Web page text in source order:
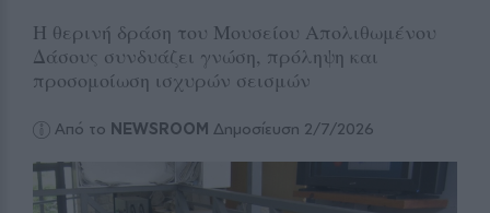
Η θερινή δράση του Μουσείου Απολιθωμένου
Δάσους συνδυάζει γνώση, πρόληψη και
προσομοίωση ισχυρών σεισμών
Από το NEWSROOM Δημοσίευση 2/7/2026